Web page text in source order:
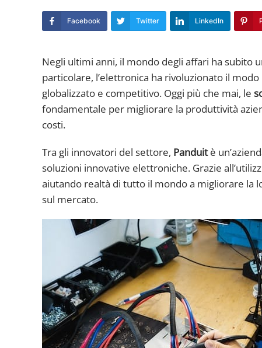
Facebook Twitter LinkedIn
Negli ultimi anni, il mondo degli affari ha subito
particolare, l’elettronica ha rivoluzionato il
globalizzato e competitivo. Oggi più che mai, le
fondamentale per migliorare la produttività
costi.
Tra gli innovatori del settore, Panduitè
soluzioni innovative elettroniche. Grazie
aiutando realtà di tutto il mondo a migliorare la
sul mercato.